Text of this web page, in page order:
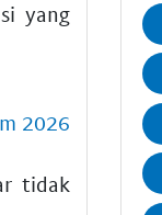
yang
2026
tidak